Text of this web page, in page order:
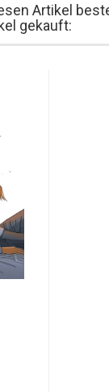
Artikel
gekauft: